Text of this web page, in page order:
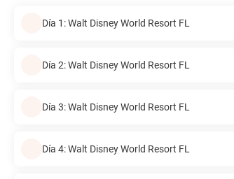
Día 1: Walt Disney World Resort FL
Día 2: Walt Disney World Resort FL
Día 3: Walt Disney World Resort FL
Día 4: Walt Disney World Resort FL